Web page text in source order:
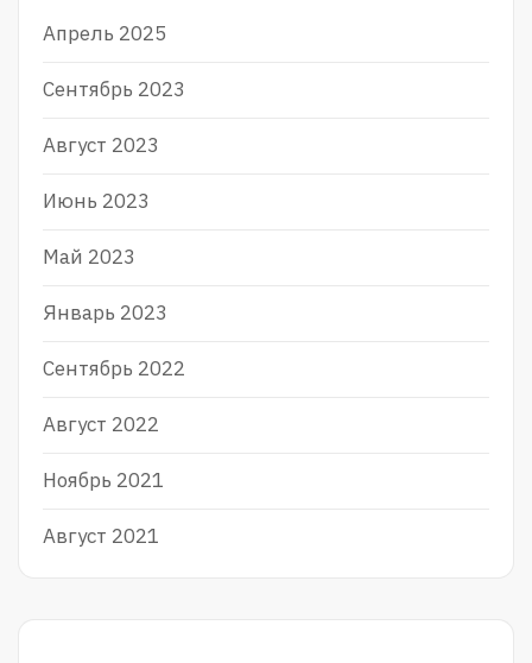
Апрель 2025
Сентябрь 2023
Август 2023
Июнь 2023
Май 2023
Январь 2023
Сентябрь 2022
Август 2022
Ноябрь 2021
Август 2021